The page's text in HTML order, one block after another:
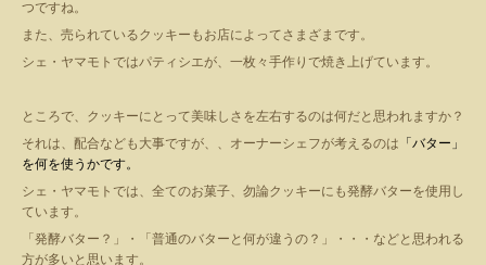
つですね。
また、売られているクッキーもお店によってさまざまです。
シェ・ヤマモトではパティシエが、一枚々手作りで焼き上げています。
ところで、クッキーにとって美味しさを左右するのは何だと思われますか？
それは、配合なども大事ですが、、オーナーシェフが考えるのは 「バター」
を何を使うかです。
シェ・ヤマモトでは、全てのお菓子、勿論クッキーにも発酵バターを使用し
ています。
「発酵バター？」・「普通のバターと何が違うの？」・・・などと思われる
方が多いと思います。